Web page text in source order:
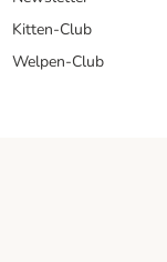
Kitten-Club
Welpen-Club